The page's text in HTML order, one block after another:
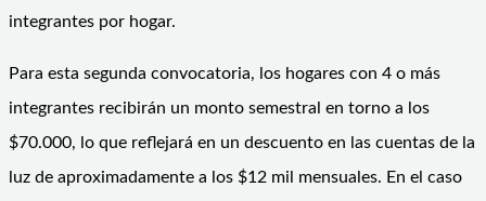
integrantes por hogar.
Para esta segunda convocatoria, los hogares con 4 o más
integrantes recibirán un monto semestral en torno a los
$70.000, lo que reflejará en un descuento en las cuentas de la
luz de aproximadamente a los $12 mil mensuales. En el caso